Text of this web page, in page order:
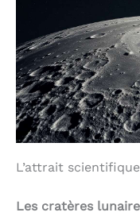
L’attrait
Les cratères